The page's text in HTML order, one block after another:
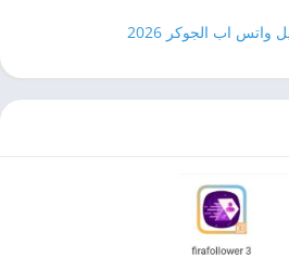
واتس اب الجوكر 2026